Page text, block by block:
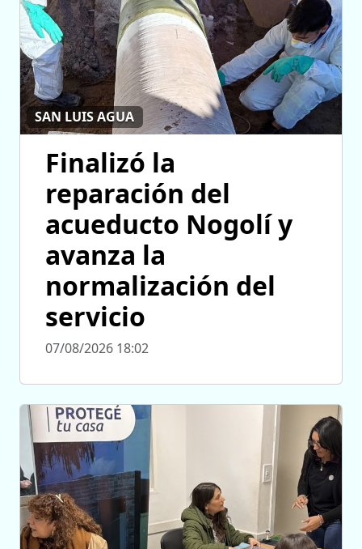
SAN LUIS AGUA
Finalizó la
reparación del
acueducto Nogolí y
avanza la
normalización del
servicio
07/08/2026 18:02